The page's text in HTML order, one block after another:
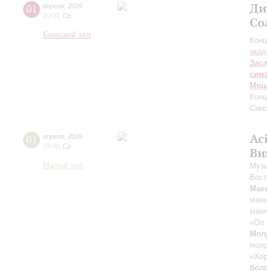
01 апреля 2026
20:00 Ср
Большой зал
01 апреля 2026
19:00 Ср
Малый зал
«Оп